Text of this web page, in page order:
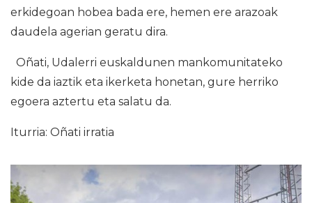
erkidegoan hobea bada ere, hemen ere arazoak
daudela agerian geratu dira.
Oñati, Udalerri euskaldunen mankomunitateko
kide da iaztik eta ikerketa honetan, gure herriko
egoera aztertu eta salatu da.
Iturria: Oñati irratia